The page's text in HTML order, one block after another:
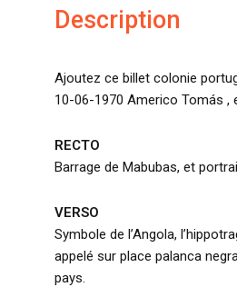
Description
Ajoutez ce billet colonie
10-06-1970 Americo Tomás ,
RECTO
Barrage de Mabubas, et
VERSO
Symbole de l’Angola,
appelé sur place palanca
pays.